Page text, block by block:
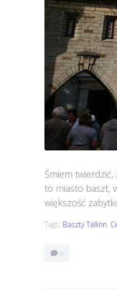
Śmiem
to miasto baszt,
większość
Tags: Baszty Tallinn,
0